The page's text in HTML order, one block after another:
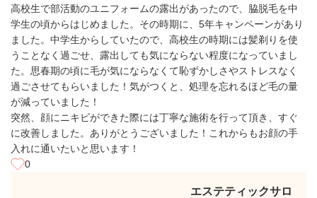
高校生で部活動のユニフォームの露出があったので、脇脱毛を中
学生の頃からはじめました。その時期に、5年キャンペーンがあり
ました。中学生からしていたので、高校生の時期には髪剃りを使
うことなく過ごせ、露出しても気にならない程度になっていまし
た。思春期の頃に毛が気にならなくて恥ずかしさやストレスなく
過ごさせてもらいました！気がつくと、処理を忘れるほど毛の量
が減っていました！
突然、顔にニキビができた際には丁寧な施術を行って頂き、すぐ
に改善しました。ありがとうございました！これからもお顔の手
入れに通いたいと思います！
0
エステティックサロ